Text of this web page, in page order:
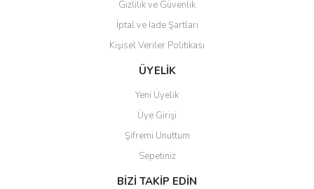
Gizlilik ve Güvenlik
İptal ve İade Şartları
Kişisel Veriler Politikası
ÜYELİK
Yeni Üyelik
Üye Girişi
Şifremi Unuttum
Sepetiniz
BİZİ TAKİP EDİN